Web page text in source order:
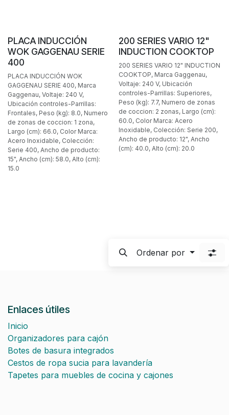
POCAS PIEZAS
PLACA INDUCCIÓN
WOK GAGGENAU SERIE
400
PLACA INDUCCIÓN WOK
GAGGENAU SERIE 400, Marca
Gaggenau, Voltaje: 240 V,
Ubicación controles-Parrillas:
Frontales, Peso (kg): 8.0, Numero
de zonas de coccion: 1 zona,
Largo (cm): 66.0, Color Marca:
Acero Inoxidable, Colección:
Serie 400, Ancho de producto:
15", Ancho (cm): 58.0, Alto (cm):
15.0
BAJO PEDIDO
200 SERIES VARIO 12"
INDUCTION COOKTOP
200 SERIES VARIO 12" INDUCTION
COOKTOP, Marca Gaggenau,
Voltaje: 240 V, Ubicación
controles-Parrillas: Superiores,
Peso (kg): 7.7, Numero de zonas
de coccion: 2 zonas, Largo (cm):
60.0, Color Marca: Acero
Inoxidable, Colección: Serie 200,
Ancho de producto: 12", Ancho
(cm): 40.0, Alto (cm): 20.0
Ordenar por
Enlaces útiles
Inicio
Organizadores para cajón
Botes de basura integrados
Cestos de ropa sucia para lavandería
Tapetes para muebles de cocina y cajones